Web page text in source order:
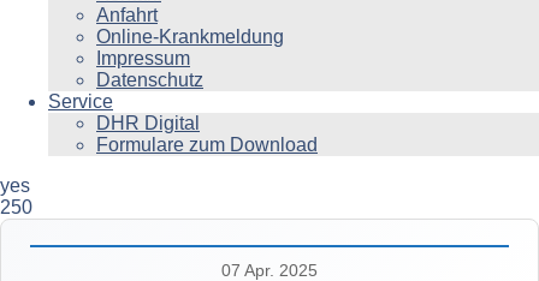
Anfahrt
Online-Krankmeldung
Impressum
Datenschutz
Service
DHR Digital
Formulare zum Download
yes
250
07 Apr. 2025